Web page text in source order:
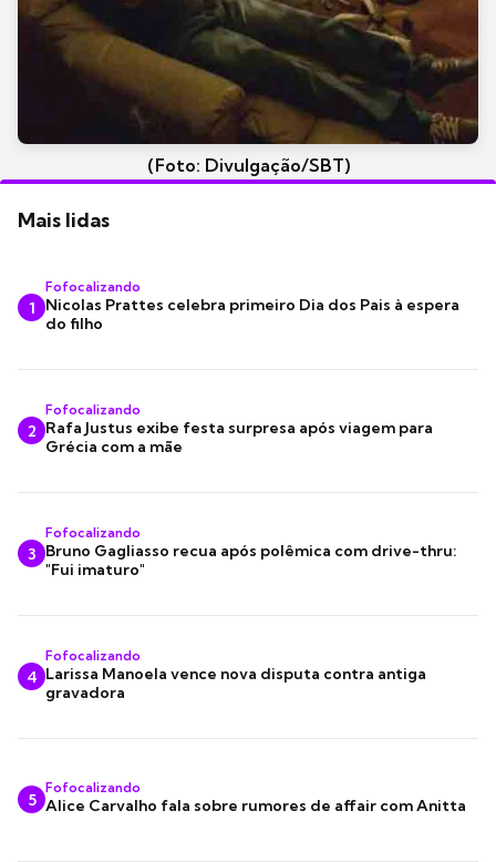
(Foto: Divulgação/SBT)
Mais lidas
1
Fofocalizando
Nicolas Prattes celebra primeiro Dia dos Pais à espera
do filho
2
Fofocalizando
Rafa Justus exibe festa surpresa após viagem para
Grécia com a mãe
3
Fofocalizando
Bruno Gagliasso recua após polêmica com drive-thru:
"Fui imaturo"
4
Fofocalizando
Larissa Manoela vence nova disputa contra antiga
gravadora
5
Fofocalizando
Alice Carvalho fala sobre rumores de affair com Anitta